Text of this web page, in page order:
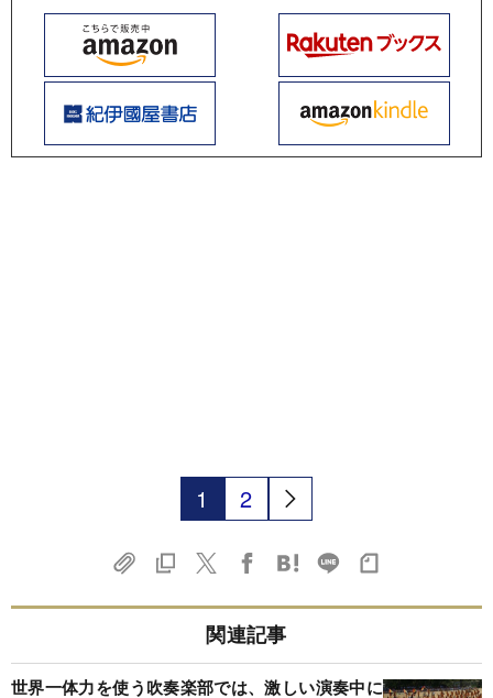
1 2
関連記事
世界一体力を使う吹奏楽部では、激しい演奏中に